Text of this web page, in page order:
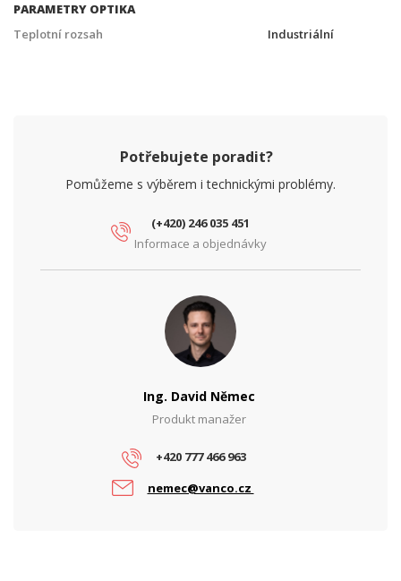
PARAMETRY OPTIKA
Teplotní rozsah
Industriální
Potřebujete poradit?
Pomůžeme s výběrem i technickými problémy.
(+420) 246 035 451
Informace a objednávky
Ing. David Němec
Produkt manažer
+420 777 466 963
nemec@vanco.cz